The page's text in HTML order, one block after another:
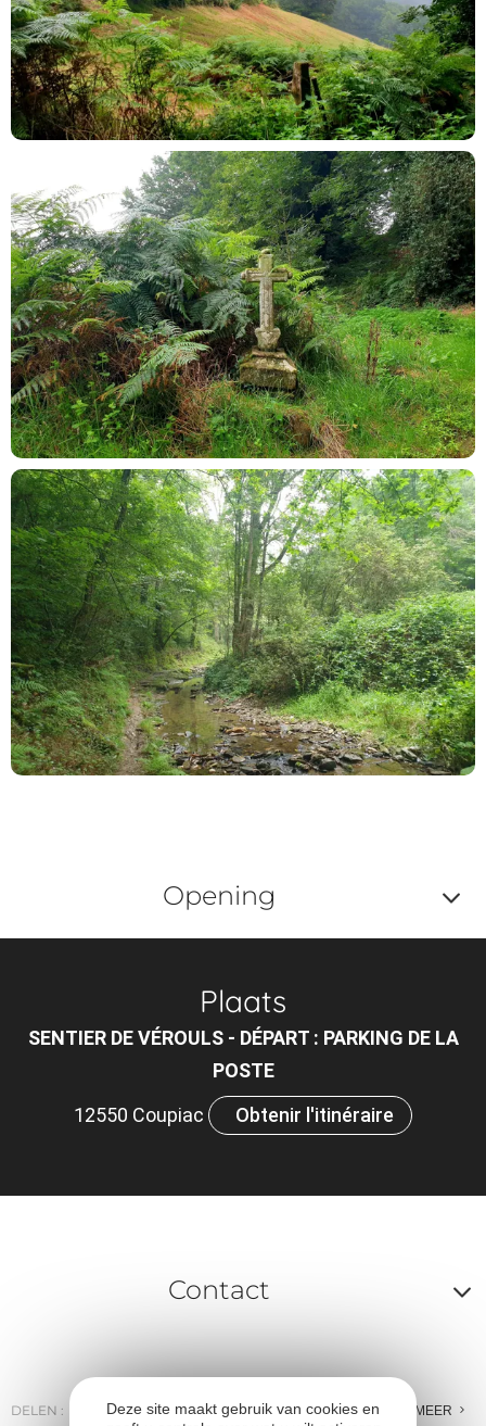
Opening
Plaats
SENTIER DE VÉROULS - DÉPART : PARKING DE LA
POSTE
12550 Coupiac
Obtenir l'itinéraire
Contact
DELEN : E-MAIL MESSENGER FACEBOOK MEER
Deze site maakt gebruik van cookies en